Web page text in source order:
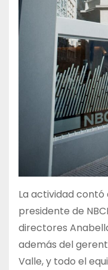
La actividad
presidente de
directores
además del
Valle, y todo el